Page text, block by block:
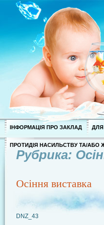
ІНФОРМАЦІЯ ПРО ЗАКЛАД ДЛЯ
ПРОТИДІЯ НАСИЛЬСТВУ ТА/
Рубрика:
Осіння виставка
DNZ_43